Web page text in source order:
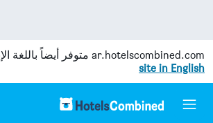
ar.hotelscombined.com متوفر أيضاً باللغة
site in English